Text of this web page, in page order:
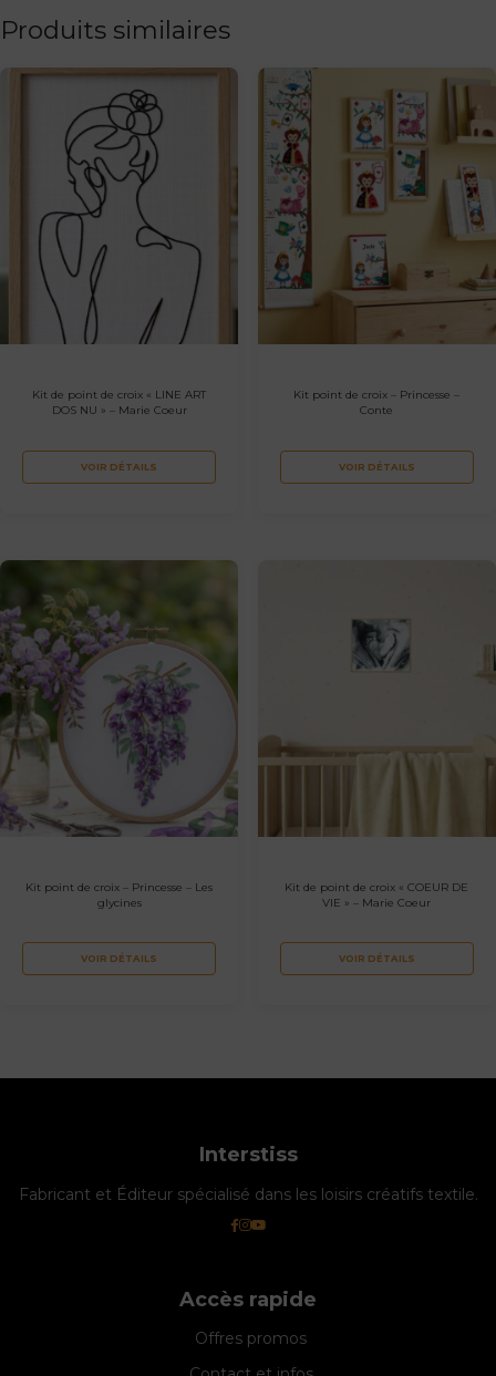
Produits similaires
Kit de point de croix « LINE ART
DOS NU » – Marie Coeur
VOIR DÉTAILS
Kit point de croix – Princesse –
Conte
VOIR DÉTAILS
Kit point de croix – Princesse – Les
glycines
VOIR DÉTAILS
Kit de point de croix « COEUR DE
VIE » – Marie Coeur
VOIR DÉTAILS
Interstiss
Fabricant et Éditeur spécialisé dans les loisirs créatifs textile.
Accès rapide
Offres promos